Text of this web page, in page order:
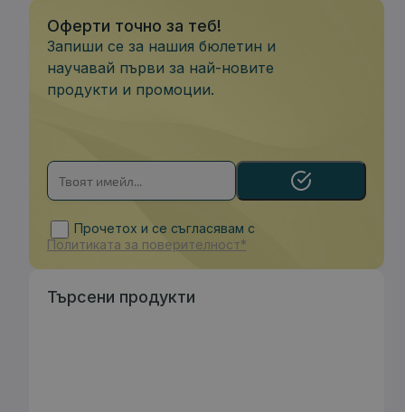
Оферти точно за теб!
Запиши се за нашия бюлетин и
научавай първи за най-новите
продукти и промоции.
Прочетох и се съгласявам с
Политиката за поверителност*
Търсени продукти